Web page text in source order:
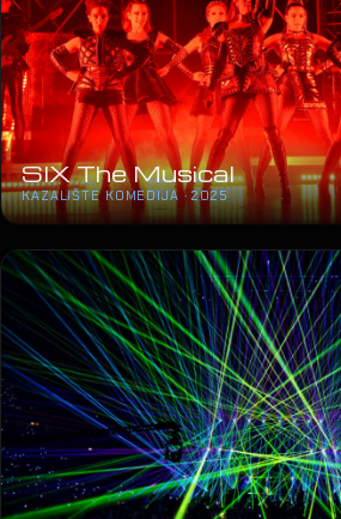
SIX The Musical
KAZALIŠTE KOMEDIJA · 2025